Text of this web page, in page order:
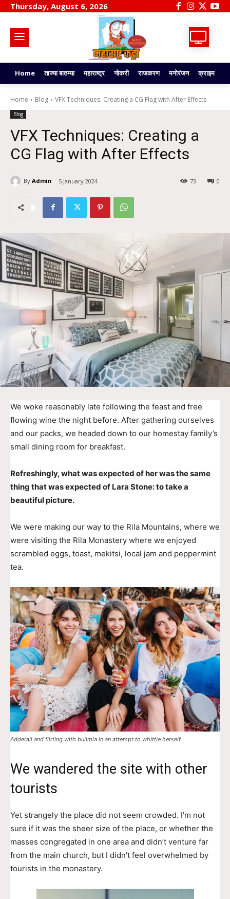
Thursday, August 6, 2026
Home ताज्या बातम्या महाराष्ट्र नोकरी राजकरण मनोरंजन क्राइम
Home Blog VFX Techniques: Creating a CG Flag with After Effects
Blog
VFX Techniques: Creating a
CG Flag with After Effects
By Admin 5 January 2024 0
73
We woke reasonably late following the feast and free
flowing wine the night before. After gathering ourselves
and our packs, we headed down to our homestay family’s
small dining room for breakfast.
Refreshingly, what was expected of her was the same
thing that was expected of Lara Stone: to take a
beautiful picture.
We were making our way to the Rila Mountains, where we
were visiting the Rila Monastery where we enjoyed
scrambled eggs, toast, mekitsi, local jam and peppermint
tea.
Adderall and flirting with bulimia in an attempt to whittle herself
We wandered the site with other
tourists
Yet strangely the place did not seem crowded. I’m not
sure if it was the sheer size of the place, or whether the
masses congregated in one area and didn’t venture far
from the main church, but I didn’t feel overwhelmed by
tourists in the monastery.